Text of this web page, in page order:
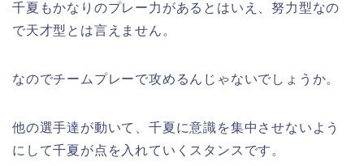
千夏もかなりのプレー力があるとはいえ、努力型なの
で天才型とは言えません。
なのでチームプレーで攻めるんじゃないでしょうか。
他の選手達が動いて、千夏に意識を集中させないよう
にして千夏が点を入れていくスタンスです。